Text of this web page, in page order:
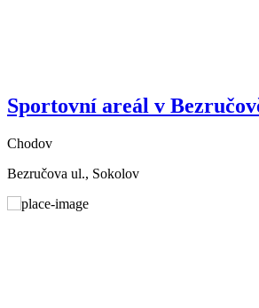
Sportovní areál v
Chodov
Bezručova ul., Sokolov